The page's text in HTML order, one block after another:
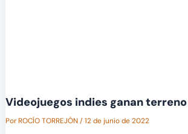
Videojuegos indies ganan
PorROCÍO TORREJÓN/12 de junio de 2022